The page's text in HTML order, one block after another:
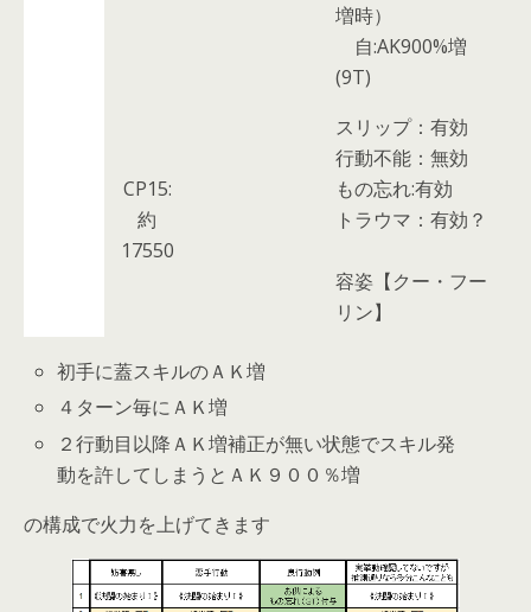
増時）
自:AK900%増
(9T)
CP15:
約
17550
スリップ： 有効
行動不能： 無効
もの忘れ:有効
トラウマ： 有効？
容姿【クー・フー
リン】
初手に蓋スキルのＡＫ増
４ターン毎にＡＫ増
２行動目以降ＡＫ増補正が無い状態でスキル発
動を許してしまうとＡＫ９００％増
の構成で火力を上げてきます